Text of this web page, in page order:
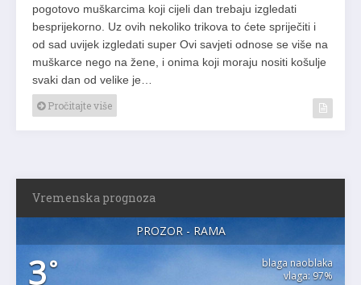
pogotovo muškarcima koji cijeli dan trebaju izgledati
besprijekorno. Uz ovih nekoliko trikova to ćete spriječiti i
od sad uvijek izgledati super Ovi savjeti odnose se više na
muškarce nego na žene, i onima koji moraju nositi košulje
svaki dan od velike je…
Pročitajte više
Vremenska prognoza
PROZOR - RAMA
3°
blaga naoblaka
vlaga: 97%